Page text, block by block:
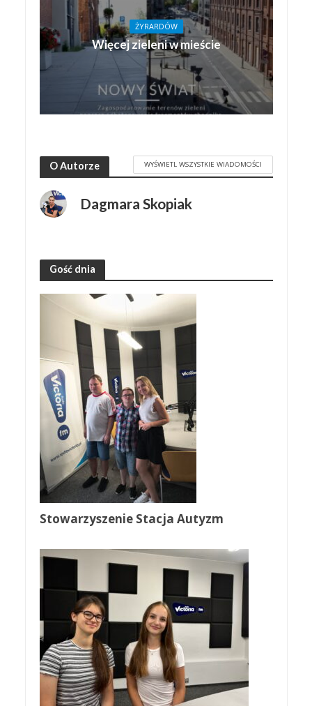
ŻYRARDÓW
Więcej zieleni w mieście
O Autorze WYŚWIETL WSZYSTKIE WIADOMOŚCI
Dagmara Skopiak
Gość dnia
Stowarzyszenie Stacja Autyzm